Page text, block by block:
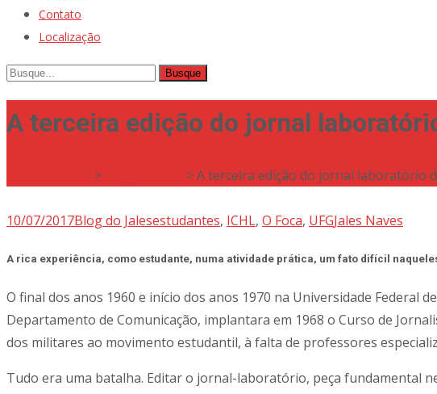
Contato
Localização
Busque
A terceira edição do jornal
> >A terceira edição do jornal laboratório
10/07/2017Blog do Jalesestudantes, ICHL, O Foca, UFGJales Naves
A rica experiência, como estudante, numa atividade prática, um fato difícil
O final dos anos 1960 e início dos anos 1970 na Universidade Federal
Departamento de Comunicação, implantara em 1968 o Curso de
dos militares ao movimento estudantil, à falta de professores
Tudo era uma batalha. Editar o jornal-laboratório, peça fundamental